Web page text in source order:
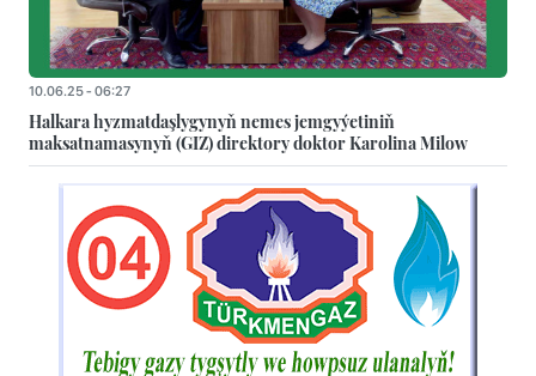
10.06.25 - 06:27
Halkara hyzmatdaşlygynyň nemes jemgyýetiniň
maksatnamasynyň (GIZ) direktory doktor Karolina Milow